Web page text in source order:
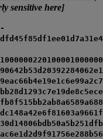
sensitive here]